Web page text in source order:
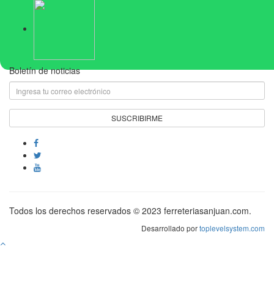
Boletín de noticias
Todos los derechos reservados © 2023 ferreteriasanjuan.com.
Desarrollado portoplevelsystem.com